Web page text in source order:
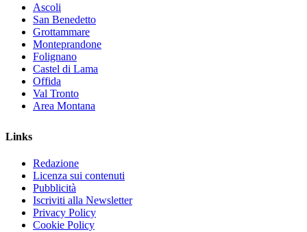
Ascoli
San Benedetto
Grottammare
Monteprandone
Folignano
Castel di Lama
Offida
Val Tronto
Area Montana
Links
Redazione
Licenza sui contenuti
Pubblicità
Iscriviti alla Newsletter
Privacy Policy
Cookie Policy